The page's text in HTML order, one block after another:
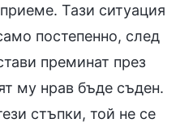
Тази ситуация
постепенно, след
преминат през
му нрав бъде съден.
стъпки, той не се